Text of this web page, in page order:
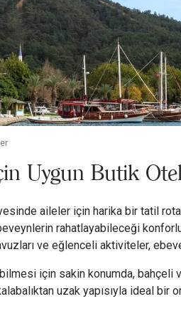
Uygun Butik
aileler için harika bir tatil
rahatlayabileceği
ve eğlenceli aktiviteler,
için sakin konumda,
uzak yapısıyla ideal